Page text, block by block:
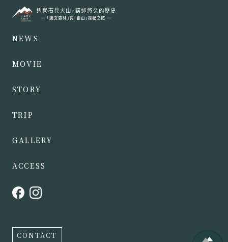
NEWS
MOVIE
STORY
TRIP
GALLERY
ACCESS
CONTACT